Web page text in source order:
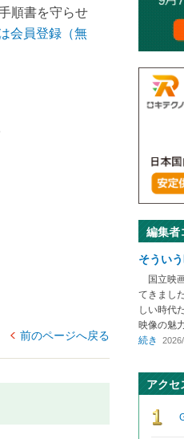
順書を守らせ
会員登録（無
前のページへ戻る
編集者
そうい
国立映
てきまし
しい時代
映像の魅
続き
アクセ